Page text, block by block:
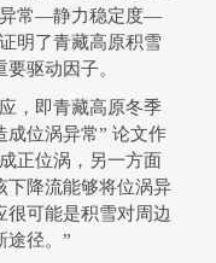
异常—静力稳定度—
明了青藏高原积雪
驱动因子。
，即青藏高原冬季
成位涡异常” 论文作
正位涡，另一方面
下降流能够将位涡异
很可能是积雪对周边
途径。”